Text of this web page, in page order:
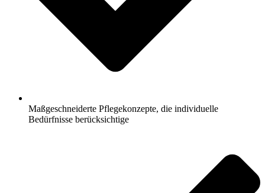
Maßgeschneiderte Pflegekonzepte, die individuelle
Bedürfnisse berücksichtige